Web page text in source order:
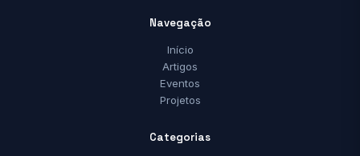
Navegação
Início
Artigos
Eventos
Projetos
Categorias